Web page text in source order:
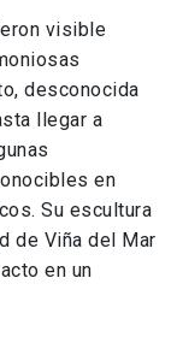
visible
desconocida
llegar a
en
Su escultura
de Viña del Mar
en un